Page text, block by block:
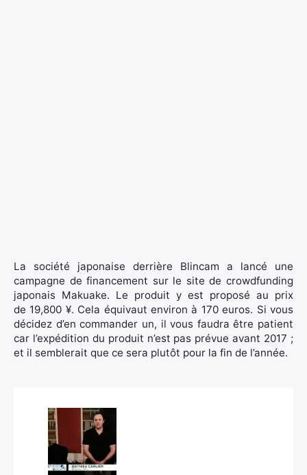
La société japonaise derrière Blincam a lancé une
campagne de financement sur le site de crowdfunding
japonais Makuake. Le produit y est proposé au prix
de 19,800 ¥. Cela équivaut environ à 170 euros. Si vous
décidez d’en commander un, il vous faudra être patient
car l’expédition du produit n’est pas prévue avant 2017 ;
et il semblerait que ce sera plutôt pour la fin de l’année.
Rechercher
: